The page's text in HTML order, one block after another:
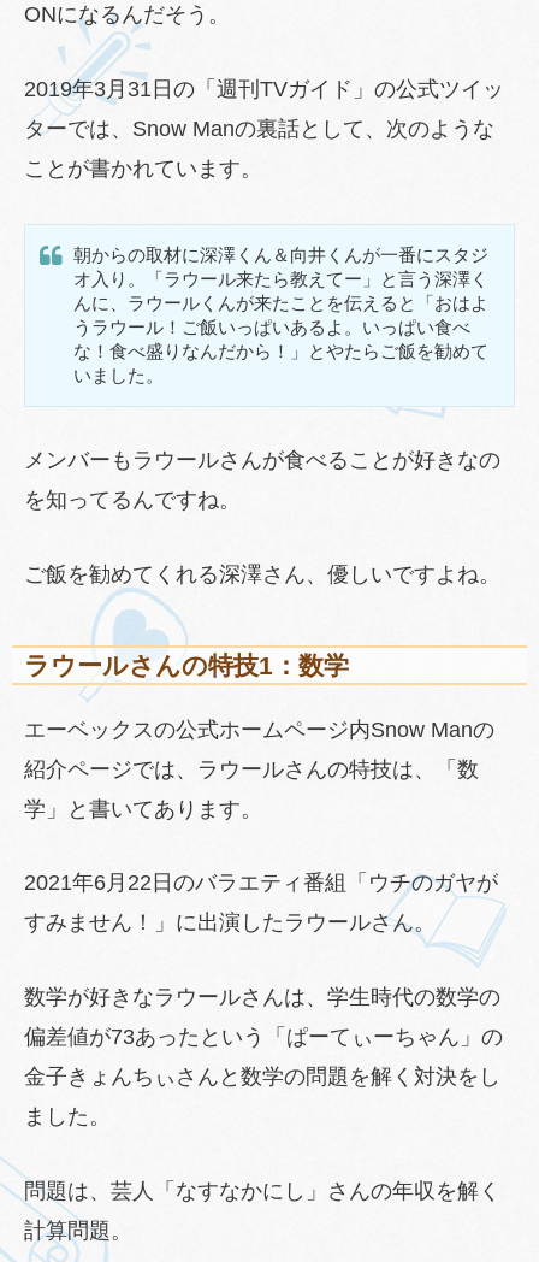
ONになるんだそう。
2019年3月31日の「週刊TVガイド」の公式ツイッ
ターでは、Snow Manの裏話として、次のような
ことが書かれています。
朝からの取材に深澤くん＆向井くんが一番にスタジ
オ入り。「ラウール来たら教えてー」と言う深澤く
んに、ラウールくんが来たことを伝えると「おはよ
うラウール！ご飯いっぱいあるよ。いっぱい食べ
な！食べ盛りなんだから！」とやたらご飯を勧めて
いました。
メンバーもラウールさんが食べることが好きなの
を知ってるんですね。
ご飯を勧めてくれる深澤さん、優しいですよね。
ラウールさんの特技1：数学
エーベックスの公式ホームページ内Snow Manの
紹介ページでは、ラウールさんの特技は、「数
学」と書いてあります。
2021年6月22日のバラエティ番組「ウチのガヤが
すみません！」に出演したラウールさん。
数学が好きなラウールさんは、学生時代の数学の
偏差値が73あったという「ぱーてぃーちゃん」の
金子きょんちぃさんと数学の問題を解く対決をし
ました。
問題は、芸人「なすなかにし」さんの年収を解く
計算問題。